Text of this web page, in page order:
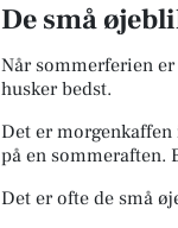
De små
Når sommerferien
husker bedst.
Det er
på en sommeraften.
Det er ofte de små